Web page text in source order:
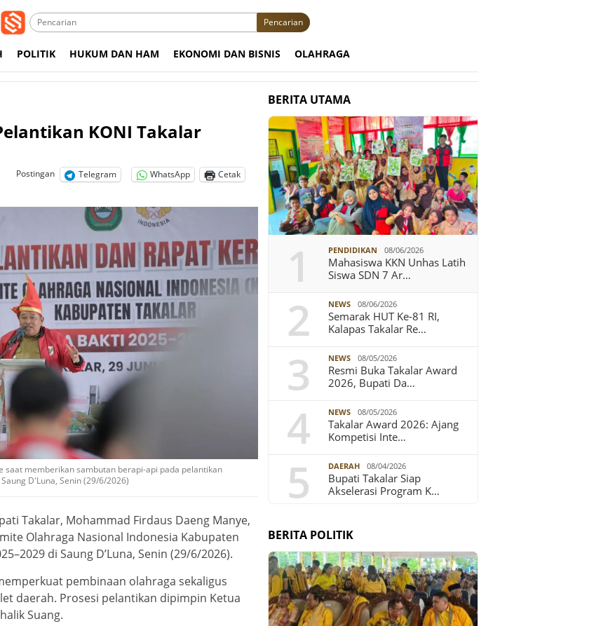
Pencarian
POLITIK HUKUM DAN HAM EKONOMI DAN BISNIS OLAHRAGA
KONI Takalar
Postingan Telegram WhatsApp Cetak
saat memberikan sambutan berapi-api pada pelantikan
D'Luna, Senin (29/6/2026)
Takalar, Mohammad Firdaus Daeng Manye,
Olahraga Nasional Indonesia Kabupaten
di Saung D’Luna, Senin (29/6/2026).
pembinaan olahraga sekaligus
daerah. Prosesi pelantikan dipimpin Ketua
Suang.
BERITA UTAMA
1 PENDIDIKAN 08/06/2026
Mahasiswa KKN Unhas Latih
Siswa SDN 7 Ar…
2 NEWS 08/06/2026
Semarak HUT Ke-81 RI,
Kalapas Takalar Re…
3 NEWS 08/05/2026
Resmi Buka Takalar Award
2026, Bupati Da…
4 NEWS 08/05/2026
Takalar Award 2026: Ajang
Kompetisi Inte…
5 DAERAH 08/04/2026
Bupati Takalar Siap
Akselerasi Program K…
BERITA POLITIK